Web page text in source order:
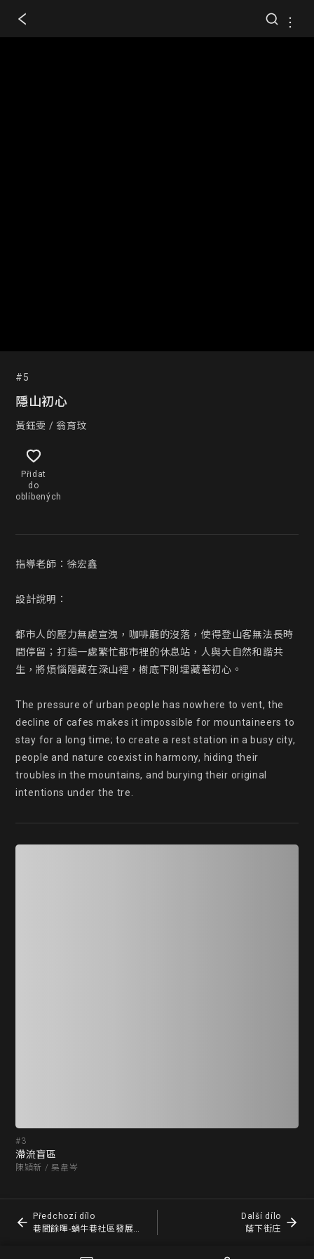
#5
隱山初心
黃鈺雯 / 翁育玟
Přidat
do
oblíbených
指導老師：徐宏鑫
設計說明：
都市人的壓力無處宣洩，咖啡廳的沒落，使得登山客無法長時
間停留；打造一處繁忙都市裡的休息站，人與大自然和諧共
生，將煩惱隱藏在深山裡，樹底下則埋藏著初心。
The pressure of urban people has nowhere to vent, the
decline of cafes makes it impossible for mountaineers to
stay for a long time; to create a rest station in a busy city,
people and nature coexist in harmony, hiding their
troubles in the mountains, and burying their original
intentions under the tre.
Předchozí dílo
巷間餘暉-蝸牛巷社區發展更新提案
Další dílo
蔭下街庄
#3
滯流盲區
陳穎新 / 吳韋岑